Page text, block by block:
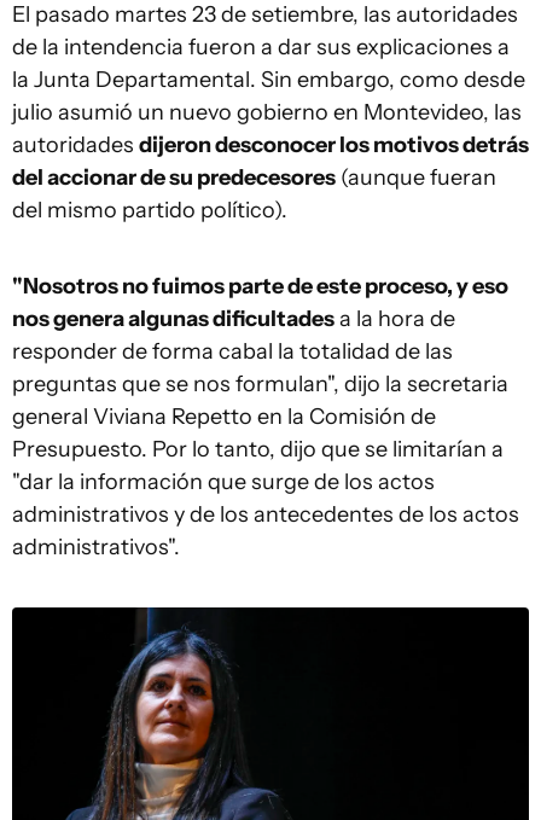
El pasado martes 23 de setiembre, las autoridades
de la intendencia fueron a dar sus explicaciones a
la Junta Departamental. Sin embargo, como desde
julio asumió un nuevo gobierno en Montevideo, las
autoridades dijeron desconocer los motivos detrás
del accionar de su predecesores (aunque fueran
del mismo partido político).
"Nosotros no fuimos parte de este proceso, y eso
nos genera algunas dificultadesa la hora de
responder de forma cabal la totalidad de las
preguntas que se nos formulan", dijo la secretaria
general Viviana Repetto en la Comisión de
Presupuesto. Por lo tanto, dijo que se limitarían a
"dar la información que surge de los actos
administrativos y de los antecedentes de los actos
administrativos".